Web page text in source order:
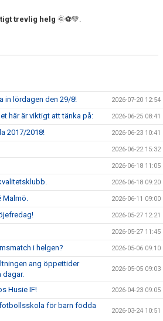
trevlig helg 🌞⚽💚.
in lördagen den 29/8! 2026-07-20 12:54
här är viktigt att tänka på: 2026-06-25 08:41
2017/2018! 2026-06-23 10:41
2026-06-22 15:32
2026-06-18 11:05
2026-06-18 09:20
Malmö. 2026-06-11 09:00
2026-05-27 12:21
2026-05-27 11:45
i helgen? 2026-05-06 09:10
ang öppettider
dagar.
2026-05-05 09:03
Husie IF! 2026-04-23 09:05
för barn födda
2026-03-24 10:51